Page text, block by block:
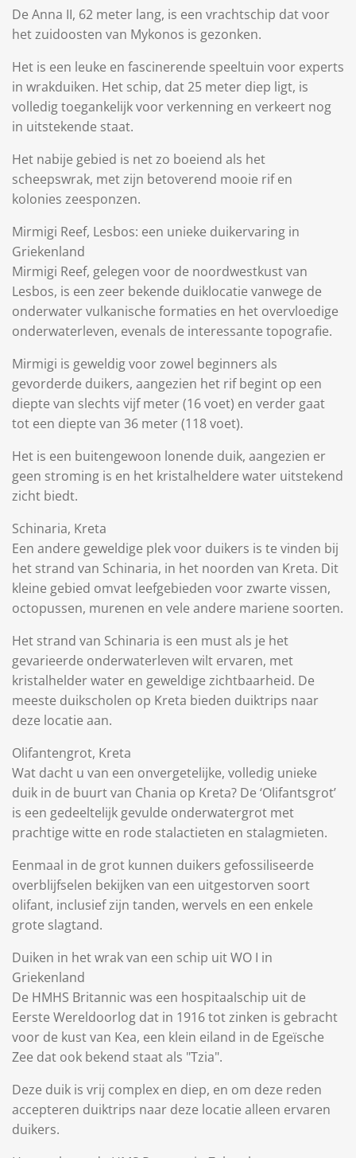
De Anna II, 62 meter lang, is een vrachtschip dat voor
het zuidoosten van Mykonos is gezonken.
Het is een leuke en fascinerende speeltuin voor experts
in wrakduiken. Het schip, dat 25 meter diep ligt, is
volledig toegankelijk voor verkenning en verkeert nog
in uitstekende staat.
Het nabije gebied is net zo boeiend als het
scheepswrak, met zijn betoverend mooie rif en
kolonies zeesponzen.
Mirmigi Reef, Lesbos: een unieke duikervaring in
Griekenland
Mirmigi Reef, gelegen voor de noordwestkust van
Lesbos, is een zeer bekende duiklocatie vanwege de
onderwater vulkanische formaties en het overvloedige
onderwaterleven, evenals de interessante topografie.
Mirmigi is geweldig voor zowel beginners als
gevorderde duikers, aangezien het rif begint op een
diepte van slechts vijf meter (16 voet) en verder gaat
tot een diepte van 36 meter (118 voet).
Het is een buitengewoon lonende duik, aangezien er
geen stroming is en het kristalheldere water uitstekend
zicht biedt.
Schinaria, Kreta
Een andere geweldige plek voor duikers is te vinden bij
het strand van Schinaria, in het noorden van Kreta. Dit
kleine gebied omvat leefgebieden voor zwarte vissen,
octopussen, murenen en vele andere mariene soorten.
Het strand van Schinaria is een must als je het
gevarieerde onderwaterleven wilt ervaren, met
kristalhelder water en geweldige zichtbaarheid. De
meeste duikscholen op Kreta bieden duiktrips naar
deze locatie aan.
Olifantengrot, Kreta
Wat dacht u van een onvergetelijke, volledig unieke
duik in de buurt van Chania op Kreta? De ‘Olifantsgrot’
is een gedeeltelijk gevulde onderwatergrot met
prachtige witte en rode stalactieten en stalagmieten.
Eenmaal in de grot kunnen duikers gefossiliseerde
overblijfselen bekijken van een uitgestorven soort
olifant, inclusief zijn tanden, wervels en een enkele
grote slagtand.
Duiken in het wrak van een schip uit WO I in
Griekenland
De HMHS Britannic was een hospitaalschip uit de
Eerste Wereldoorlog dat in 1916 tot zinken is gebracht
voor de kust van Kea, een klein eiland in de Egeïsche
Zee dat ook bekend staat als "Tzia".
Deze duik is vrij complex en diep, en om deze reden
accepteren duiktrips naar deze locatie alleen ervaren
duikers.